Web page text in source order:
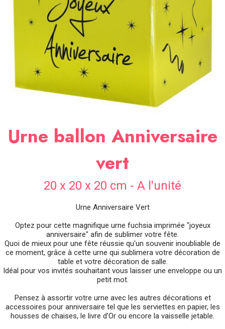
OCCASIONS
Urne ballon Anniversaire
vert
20 x 20 x 20 cm - A l'unité
Urne Anniversaire Vert
Optez pour cette magnifique urne fuchsia imprimée "joyeux
anniversaire" afin de sublimer votre fête.
Quoi de mieux pour une fête réussie qu'un souvenir inoubliable de
ce moment, grâce à cette urne qui sublimera votre décoration de
table et votre décoration de salle.
Idéal pour vos invités souhaitant vous laisser une enveloppe ou un
petit mot.
Pensez à assortir votre urne avec les autres décorations et
accessoires pour anniversaire tel que les serviettes en papier, les
housses de chaises, le livre d'Or ou encore la vaisselle jetable.